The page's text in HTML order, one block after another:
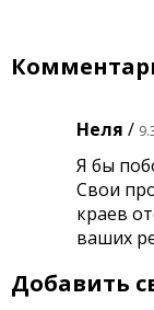
Неля /
Я бы
Свои
краев
ваших
Добавить